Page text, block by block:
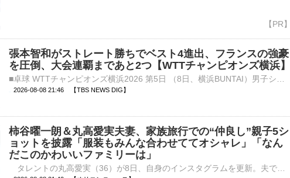
張本智和がストレート勝ちでベスト4進出、フランスの強豪
を圧倒、大会連覇まであと2つ【WTTチャンピオンズ横浜】
2026-08-08 21:46 【TBS NEWS DIG】
柿谷曜一朗＆丸高愛実夫妻、家族旅行での“仲良し”親子5シ
ョットを披露「服装もみんな合わせててオシャレ」「なん
だこのかわいいファミリーは」